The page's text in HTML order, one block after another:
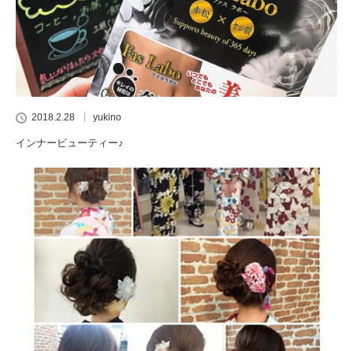
2018.2.28 yukino
インナービューティー♪